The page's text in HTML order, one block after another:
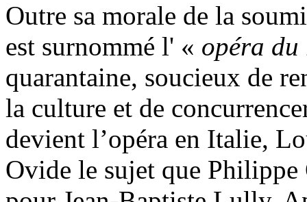
Outre sa morale de la
est surnommé l' « opéra
quarantaine, soucieux de
la culture et de
devient l’opéra en Italie,
Ovide le sujet que